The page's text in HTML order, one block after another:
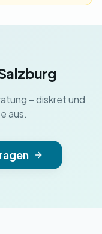
– diskret und
aus.